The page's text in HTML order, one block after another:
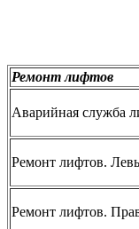
Ремонт лифтов
Аварийная служба
Ремонт лифтов.
Ремонт лифтов.